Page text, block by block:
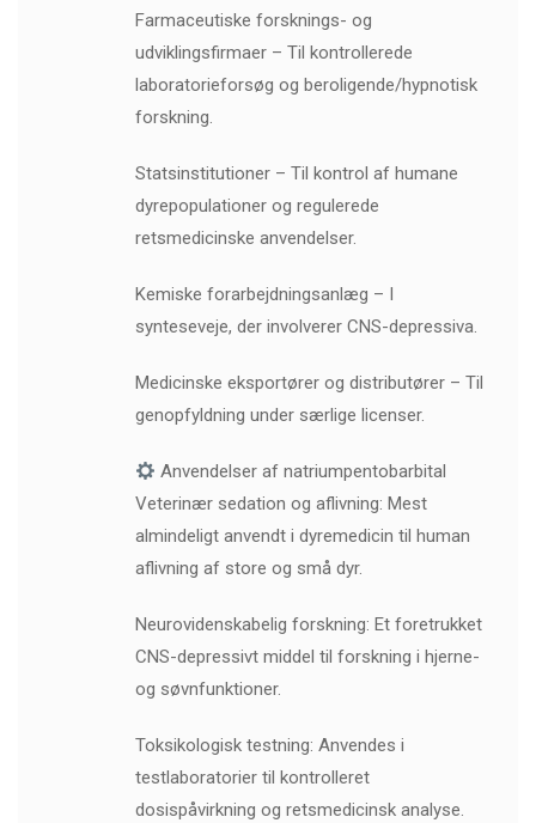
Farmaceutiske forsknings- og
udviklingsfirmaer – Til kontrollerede
laboratorieforsøg og beroligende/hypnotisk
forskning.
Statsinstitutioner – Til kontrol af humane
dyrepopulationer og regulerede
retsmedicinske anvendelser.
Kemiske forarbejdningsanlæg – I
synteseveje, der involverer CNS-depressiva.
Medicinske eksportører og distributører – Til
genopfyldning under særlige licenser.
Anvendelser af natriumpentobarbital
Veterinær sedation og aflivning: Mest
almindeligt anvendt i dyremedicin til human
aflivning af store og små dyr.
Neurovidenskabelig forskning: Et foretrukket
CNS-depressivt middel til forskning i hjerne-
og søvnfunktioner.
Toksikologisk testning: Anvendes i
testlaboratorier til kontrolleret
dosispåvirkning og retsmedicinsk analyse.